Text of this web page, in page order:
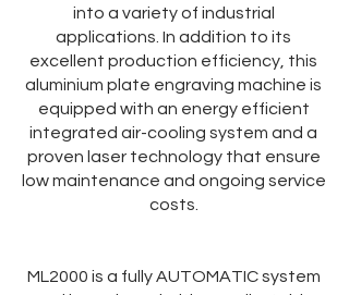
into a variety of industrial
applications. In addition to its
excellent production efficiency, this
aluminium plate engraving machine is
equipped with an energy efficient
integrated air-cooling system and a
proven laser technology that ensure
low maintenance and ongoing service
costs.
ML2000 is a fully AUTOMATIC system